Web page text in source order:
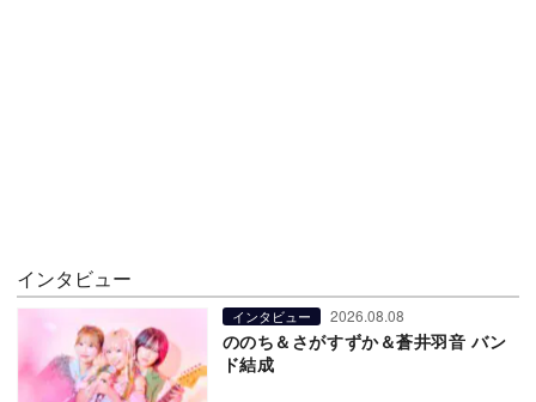
インタビュー
インタビュー 2026.08.08
ののち＆さがすずか＆蒼井羽音 バン
ド結成